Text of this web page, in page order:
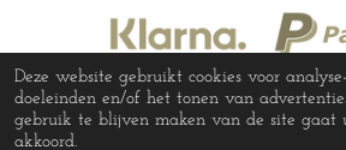
Deze website gebruikt cookies voor analyse-
doeleinden en/of het tonen van
gebruik te blijven maken van de site gaat
akkoord.